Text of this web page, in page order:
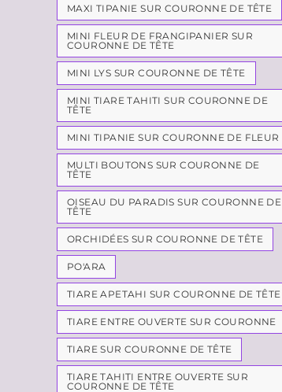
MAXI TIPANIE SUR COURONNE DE TÊTE
MINI FLEUR DE FRANGIPANIER SUR
COURONNE DE TÊTE
MINI LYS SUR COURONNE DE TÊTE
MINI TIARE TAHITI SUR COURONNE DE
TÊTE
MINI TIPANIE SUR COURONNE DE FLEUR
MULTI BOUTONS SUR COURONNE DE
TÊTE
OISEAU DU PARADIS SUR COURONNE DE
TÊTE
ORCHIDÉES SUR COURONNE DE TÊTE
PO'ARA
TIARE APETAHI SUR COURONNE DE TÊTE
TIARE ENTRE OUVERTE SUR COURONNE
TIARE SUR COURONNE DE TÊTE
TIARE TAHITI ENTRE OUVERTE SUR
COURONNE DE TÊTE